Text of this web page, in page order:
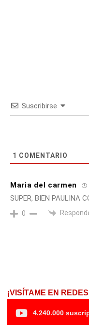
Suscribirse
1 COMENTARIO
Maria del carmen
SUPER, BIEN PAULINA
0
¡VISÍTAME EN
4.240.000